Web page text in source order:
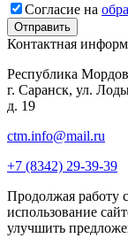
Согласие на
Контактная
Республика
г. Саранск, ул.
д. 19
ctm.info@mail.ru
+7 (8342) 29-39-39
Продолжая работу
использование
улучшить